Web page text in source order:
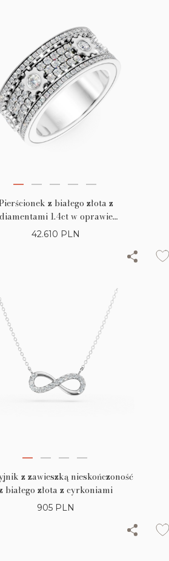
z białego złota z
1.4ct w oprawie
mikrosetting
42.610 PLN
z zawieszką nieskończoność
białego złota z cyrkoniami
905 PLN